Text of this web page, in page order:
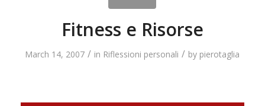
Fitness e Risorse
March 14, 2007 / in Riflessioni personali / by pierotaglia